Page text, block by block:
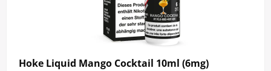
Hoke Liquid Mango Cocktail 10ml (6mg)